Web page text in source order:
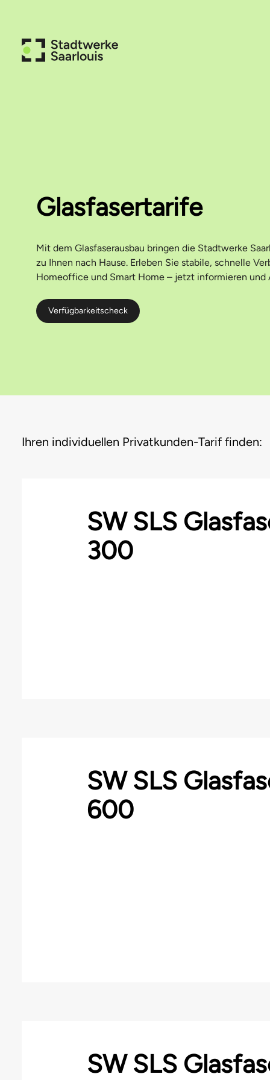
Glasfasertarife
Mit dem Glasfaserausbau bringen die Stadtwerke
zu Ihnen nach Hause. Erleben Sie stabile, schnelle
Homeoffice und Smart Home – jetzt informieren und
Verfügbarkeitscheck
Ihren individuellen Privatkunden-Tarif finden:
SW SLS
300
SW SLS
600
SW SLS